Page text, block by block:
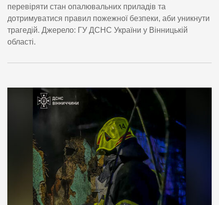
перевіряти стан опалювальних приладів та
дотримуватися правил пожежної безпеки, аби уникнути
трагедій. Джерело: ГУ ДСНС України у Вінницькій
області.